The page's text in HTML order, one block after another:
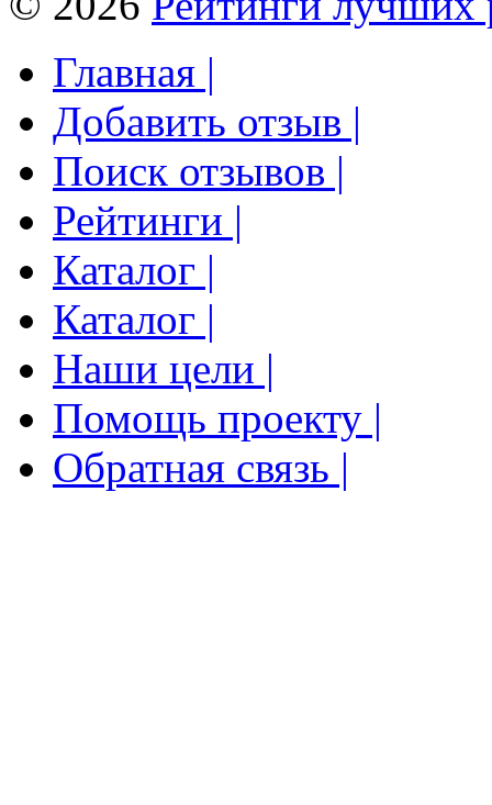
Главная |
Добавить отзыв |
Поиск отзывов |
Рейтинги |
Каталог |
Каталог |
Наши цели |
Помощь проекту |
Обратная связь |